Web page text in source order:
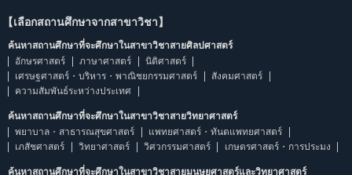
【เลือกสถานศึกษาจากสาขาวิชา】
ค้นหาสถานศึกษาที่จะศึกษาในสาขาวิชาสายศิลปศาสตร์
อักษรศาสตร์
ภาษาศาสตร์
นิติศาสตร์
เศรษฐศาสตร์・บริหาร・พาณิชยกรรมศาสตร์
สังคมศาสตร์
ความสัมพันธ์ระหว่างประเทศ
ค้นหาสถานศึกษาที่จะศึกษาในสาขาวิชาสายวิทยาศาสตร์
พยาบาล・สาธารณสุขศาสตร์
แพทยศาสตร์・ทันตแพทยศาสตร์
เภสัชศาสตร์
วิทยาศาสตร์ วิศวกรรมศาสตร์ เกษตรศาสตร์・การประมง
ค้นหาสถานศึกษาที่จะศึกษาในสาขาวิชาสายมนุษยศาสตร์และวิทยาศาสตร์